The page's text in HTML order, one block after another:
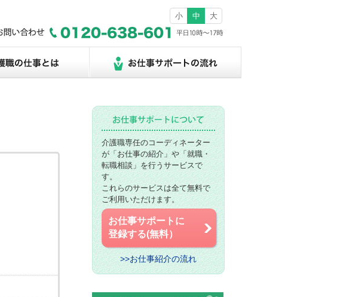
小 中 大
介護職専任のコーディネーター
が「お仕事の紹介」や「就職・
転職相談」を行うサービスで
す。
これらのサービスは全て無料で
ご利用いただけます。
お仕事サポートに
登録する(無料）
>>お仕事紹介の流れ